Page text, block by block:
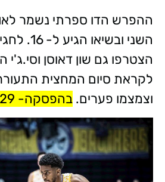
ההפרש הדו ספרתי נשמר
השני
הצטרפו גם שון דאוסן וסי.ג'י
לקראת סיום המחצית
וצמצמו פערים. בהפסקה- 39:29 לחולון.